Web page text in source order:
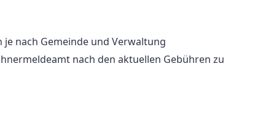
nach Gemeinde und Verwaltung
nach den aktuellen Gebühren zu